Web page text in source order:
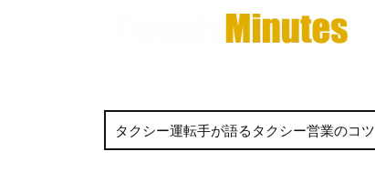
タクシー運転手が語るタクシー営業のコツ